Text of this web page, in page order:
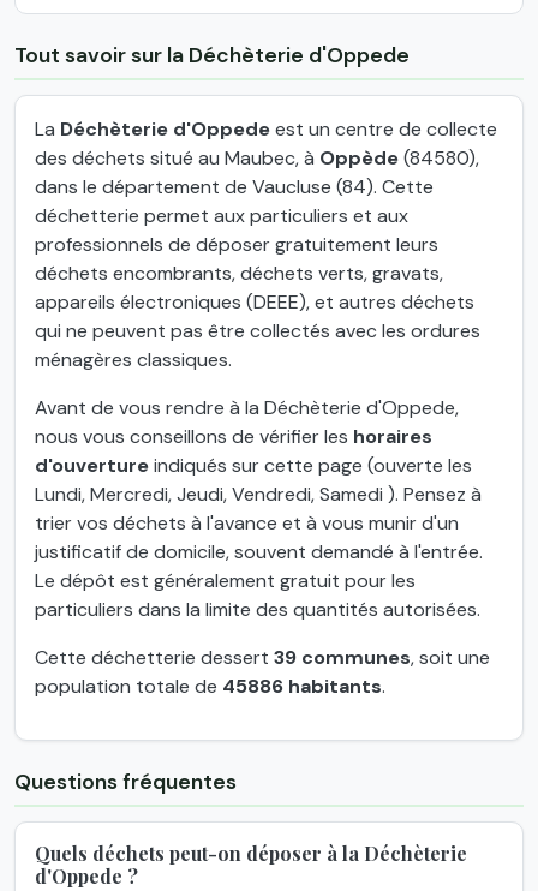
Tout savoir sur la Déchèterie d'Oppede
La Déchèterie d'Oppedeest un centre de collecte
des déchets situé au Maubec, à Oppède(84580),
dans le département de Vaucluse (84). Cette
déchetterie permet aux particuliers et aux
professionnels de déposer gratuitement leurs
déchets encombrants, déchets verts, gravats,
appareils électroniques (DEEE), et autres déchets
qui ne peuvent pas être collectés avec les ordures
ménagères classiques.
Avant de vous rendre à la Déchèterie d'Oppede,
nous vous conseillons de vérifier les horaires
d'ouvertureindiqués sur cette page (ouverte les
Lundi, Mercredi, Jeudi, Vendredi, Samedi ). Pensez à
trier vos déchets à l'avance et à vous munir d'un
justificatif de domicile, souvent demandé à l'entrée.
Le dépôt est généralement gratuit pour les
particuliers dans la limite des quantités autorisées.
Cette déchetterie dessert 39 communes, soit une
population totale de 45886 habitants.
Questions fréquentes
Quels déchets peut-on déposer à la Déchèterie
d'Oppede ?